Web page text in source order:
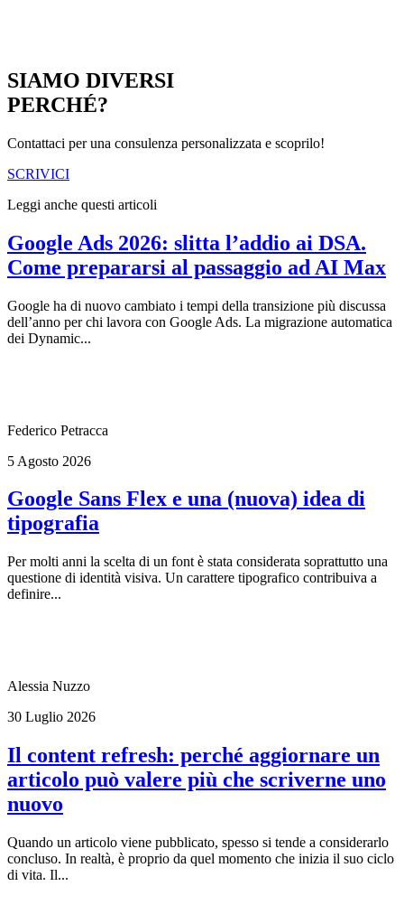
SIAMO DIVERSI
PERCHÉ?
Contattaci per una consulenza personalizzata e scoprilo!
SCRIVICI
Leggi anche questi articoli
Google Ads 2026: slitta l’addio ai DSA.
Come prepararsi al passaggio ad AI Max
Google ha di nuovo cambiato i tempi della transizione più discussa
dell’anno per chi lavora con Google Ads. La migrazione automatica
dei Dynamic...
Federico Petracca
5 Agosto 2026
Google Sans Flex e una (nuova) idea di
tipografia
Per molti anni la scelta di un font è stata considerata soprattutto una
questione di identità visiva. Un carattere tipografico contribuiva a
definire...
Alessia Nuzzo
30 Luglio 2026
Il content refresh: perché aggiornare un
articolo può valere più che scriverne uno
nuovo
Quando un articolo viene pubblicato, spesso si tende a considerarlo
concluso. In realtà, è proprio da quel momento che inizia il suo ciclo
di vita. Il...